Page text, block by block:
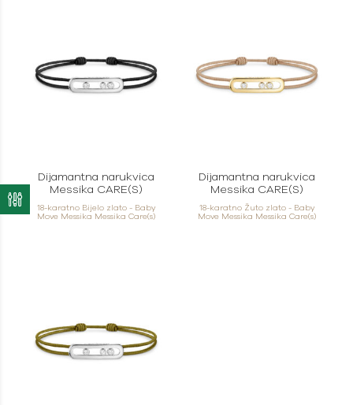
Dijamantna narukvica
Messika CARE(S)
18-karatno Bijelo zlato - Baby
Move Messika Messika Care(s)
Dijamantna narukvica
Messika CARE(S)
18-karatno Žuto zlato - Baby
Move Messika Messika Care(s)